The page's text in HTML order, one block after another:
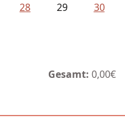
28 29
30
Gesamt: 0,00€